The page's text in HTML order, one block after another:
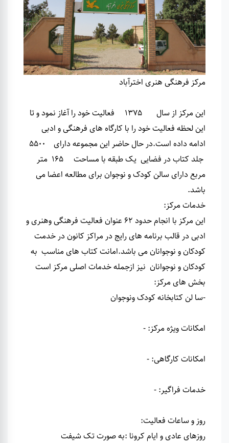
مرکز فرهنگی هنری اخترآباد
این مرکز از سال 1375 فعالیت خود را آغاز نمود و تا
این لحظه فعالیت خود را با کارگاه های فرهنگی و ادبی
ادامه داده است.
جلد کتاب در فضایی یک طبقه با مساحت 165 متر
مربع دارای سالن کودک و نوجوان برای مطالعه اعضا می
باشد.
خدمات مرکز:
این مرکز با انجام حدود 62 عنوان فعالیت فرهنگی وهنری و
ادبی در قالب برنامه های رایج در مراکز کانون در خدمت
کودکان و نوجوانان می باشد.امانت کتاب های مناسب به
کودکان و نوجوانان نیز ازجمله خدمات اصلی مرکز است
بخش های مرکز:
-سا لن کتابخانه کودک ونوجوان
امکانات ویژه مرکز:
-
امکانات کارگاهی:
-
خدمات فراگیر:
-
روز و ساعات فعالیت:
روزهای عادی و ایام کرونا :به صورت تک شیفت